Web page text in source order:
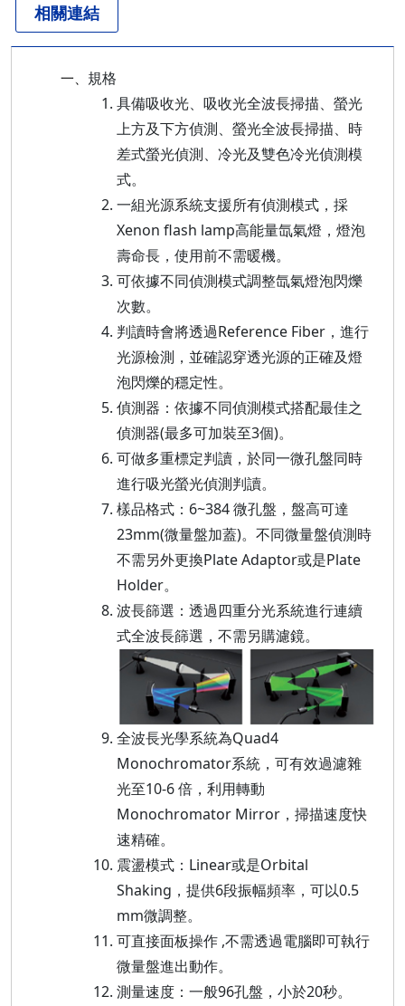
相關連結
一、 規格
具備吸收光、吸收光全波長掃描、螢光
上方及下方偵測、螢光全波長掃描、時
差式螢光偵測、冷光及雙色冷光偵測模
式。
一組光源系統支援所有偵測模式，採
Xenon flash lamp高能量氙氣燈，燈泡
壽命長，使用前不需暖機。
可依據不同偵測模式調整氙氣燈泡閃爍
次數。
判讀時會將透過Reference Fiber，進行
光源檢測，並確認穿透光源的正確及燈
泡閃爍的穩定性。
偵測器：依據不同偵測模式搭配最佳之
偵測器(最多可加裝至3個)。
可做多重標定判讀，於同一微孔盤同時
進行吸光螢光偵測判讀。
樣品格式：6~384 微孔盤，盤高可達
23mm(微量盤加蓋)。不同微量盤偵測時
不需另外更換Plate Adaptor或是Plate
Holder。
波長篩選：透過四重分光系統進行連續
式全波長篩選，不需另購濾鏡。
全波長光學系統為Quad4
Monochromator系統，可有效過濾雜
光至10-6 倍，利用轉動
Monochromator Mirror，掃描速度快
速精確。
震盪模式：Linear或是Orbital
Shaking，提供6段振幅頻率，可以0.5
mm微調整。
可直接面板操作 ,不需透過電腦即可執行
微量盤進出動作。
測量速度：一般96孔盤，小於20秒。